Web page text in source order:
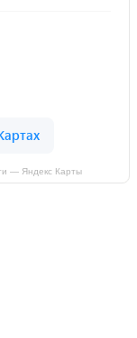
— Яндекс Карты